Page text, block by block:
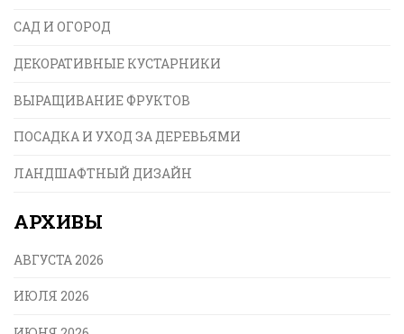
САД И ОГОРОД
ДЕКОРАТИВНЫЕ КУСТАРНИКИ
ВЫРАЩИВАНИЕ ФРУКТОВ
ПОСАДКА И УХОД ЗА ДЕРЕВЬЯМИ
ЛАНДШАФТНЫЙ ДИЗАЙН
АРХИВЫ
АВГУСТА 2026
ИЮЛЯ 2026